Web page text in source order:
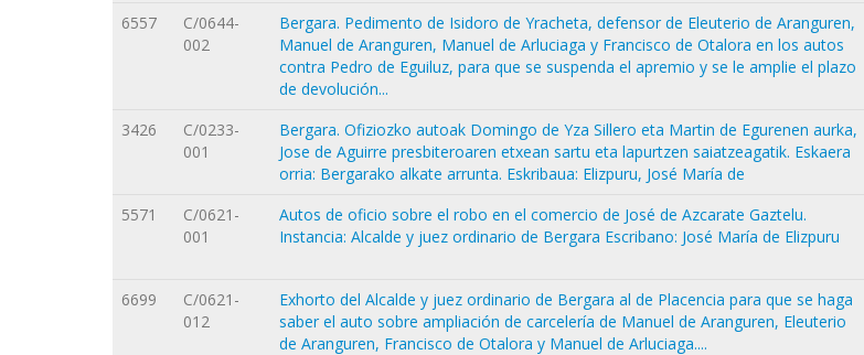
6557
C/0644-
002
Bergara. Pedimento de Isidoro de Yracheta, defensor de Eleuterio de Aranguren,
Manuel de Aranguren, Manuel de Arluciaga y Francisco de Otalora en los autos
contra Pedro de Eguiluz, para que se suspenda el apremio y se le amplie el plazo
de devolución...
3426
C/0233-
001
Bergara. Ofiziozko autoak Domingo de Yza Sillero eta Martin de Egurenen aurka,
Jose de Aguirre presbiteroaren etxean sartu eta lapurtzen saiatzeagatik. Eskaera
orria: Bergarako alkate arrunta. Eskribaua: Elizpuru, José María de
5571
C/0621-
001
Autos de oficio sobre el robo en el comercio de José de Azcarate Gaztelu.
Instancia: Alcalde y juez ordinario de Bergara Escribano: José María de Elizpuru
6699
C/0621-
012
Exhorto del Alcalde y juez ordinario de Bergara al de Placencia para que se haga
saber el auto sobre ampliación de carcelería de Manuel de Aranguren, Eleuterio
de Aranguren, Francisco de Otalora y Manuel de Arluciaga....